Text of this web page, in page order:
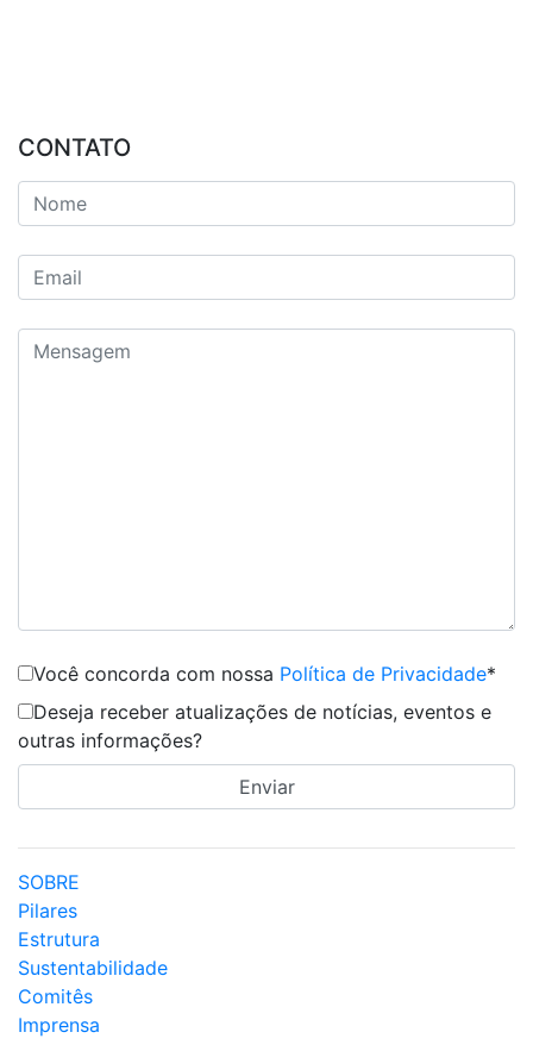
CONTATO
Você concorda com nossa Política de Privacidade*
Deseja receber atualizações de notícias, eventos e
outras informações?
SOBRE
Pilares
Estrutura
Sustentabilidade
Comitês
Imprensa